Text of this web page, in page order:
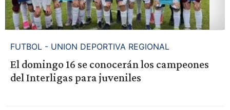
FUTBOL - UNION DEPORTIVA REGIONAL
El domingo 16 se conocerán los campeones
del Interligas para juveniles